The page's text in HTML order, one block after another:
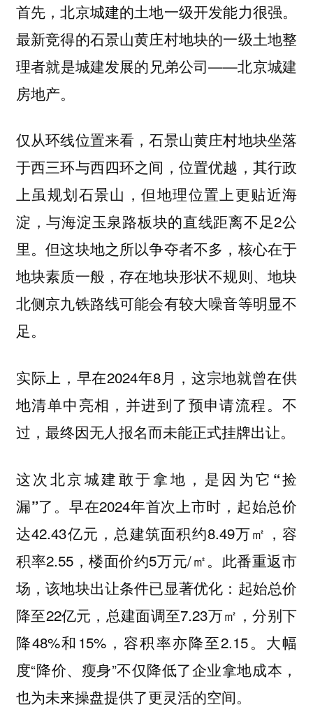
首先，北京城建的土地一级开发能力很强。
最新竞得的石景山黄庄村地块的一级土地整
理者就是城建发展的兄弟公司——北京城建
房地产。
仅从环线位置来看，石景山黄庄村地块坐落
于西三环与西四环之间，位置优越，其行政
上虽规划石景山，但地理位置上更贴近海
淀，与海淀玉泉路板块的直线距离不足2公
里。但这块地之所以争夺者不多，核心在于
地块素质一般，存在地块形状不规则、地块
北侧京九铁路线可能会有较大噪音等明显不
足。
实际上，早在2024年8月，这宗地就曾在供
地清单中亮相，并进到了预申请流程。不
过，最终因无人报名而未能正式挂牌出让。
这次北京城建敢于拿地，是因为它“捡
漏”了。 早在2024年首次上市时，起始总价
达42.43亿元，总建筑面积约8.49万㎡，容
积率2.55，楼面价约5万元/㎡。此番重返市
场，该地块出让条件已显著优化：起始总价
降至22亿元，总建面调至7.23万㎡，分别下
降48%和15%，容积率亦降至2.15。大幅
度“降价、瘦身”不仅降低了企业拿地成本，
也为未来操盘提供了更灵活的空间。